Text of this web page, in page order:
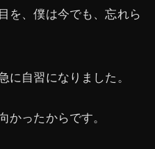
を、僕は今でも、忘れら
に自習になりました。
かったからです。